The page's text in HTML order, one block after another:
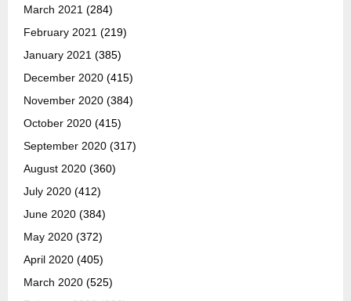
March 2021 (284)
February 2021 (219)
January 2021 (385)
December 2020 (415)
November 2020 (384)
October 2020 (415)
September 2020 (317)
August 2020 (360)
July 2020 (412)
June 2020 (384)
May 2020 (372)
April 2020 (405)
March 2020 (525)